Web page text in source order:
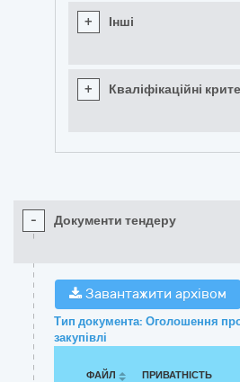
+ Інші
+ Кваліфікаційні
- Документи тендеру
Завантажити архівом
Тип документа: Оголошення
закупівлі
ФАЙЛ ПРИВАТНІСТЬ